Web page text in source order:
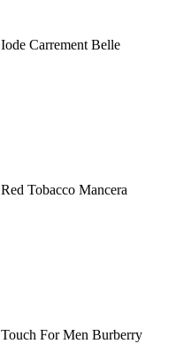
Iode Carrement Belle
Red Tobacco Mancera
Touch For Men Burberry